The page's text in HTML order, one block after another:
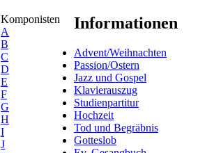
Komponisten
A
B
C
D
E
F
G
H
I
J
Informationen
Advent/Weihnachten
Passion/Ostern
Jazz und Gospel
Klavierauszug
Studienpartitur
Hochzeit
Tod und Begräbnis
Gotteslob